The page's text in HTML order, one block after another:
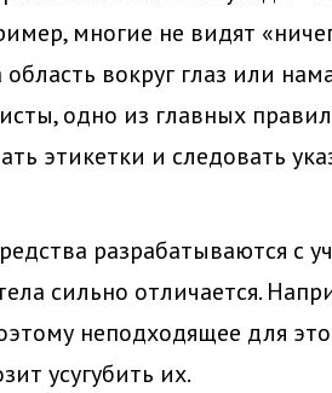
многие не видят
вокруг глаз или
одно из главных
этикетки и следовать
разрабатываются с
сильно отличается.
неподходящее для
усугубить их.